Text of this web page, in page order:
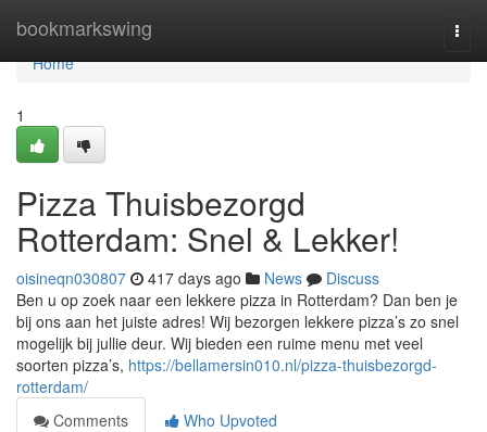
bookmarkswing
Home
Home
1
Pizza Thuisbezorgd
Rotterdam: Snel & Lekker!
oisineqn030807 417 days ago News
Discuss
Ben u op zoek naar een lekkere pizza in Rotterdam? Dan ben je
bij ons aan het juiste adres! Wij bezorgen lekkere pizza’s zo snel
mogelijk bij jullie deur. Wij bieden een ruime menu met veel
soorten pizza’s, https://bellamersin010.nl/pizza-thuisbezorgd-
rotterdam/
Comments
Who Upvoted